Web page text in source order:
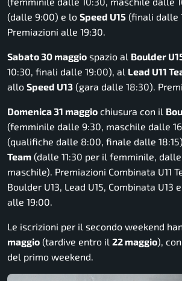
(dalle 9:00) e lo Speed U15 (finali dalle
Premiazioni alle 19:30.
Sabato 30 maggio spazio al Boulder
10:30, finali dalle 19:00), al Lead U11
allo Speed U13 (gara dalle 18:30).
Domenica 31 maggio chiusura con il
(femminile dalle 9:30, maschile dalle
(qualifiche dalle 8:00, finale dalle
Team (dalle 11:30 per il femminile,
maschile). Premiazioni Combinata U11
Boulder U13, Lead U15, Combinata U13
alle 19:00.
Le iscrizioni per il secondo weekend
maggio (tardive entro il 22 maggio),
del primo weekend.